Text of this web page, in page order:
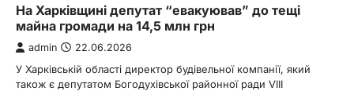
На Харківщині депутат “евакуював” до тещі
майна громади на 14,5 млн грн
admin 22.06.2026
У Харківській області директор будівельної компанії, який
також є депутатом Богодухівської районної ради VIII